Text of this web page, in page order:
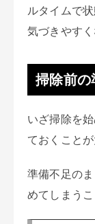
ルタイムで
気づきやすく
掃除前の
いざ掃除を
ておくことが
準備不足の
めてしまうこ